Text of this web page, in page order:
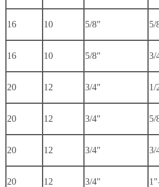
16 10 5/8" 5/
16 10 5/8" 3/
20 12 3/4" 1/
20 12 3/4" 5/
20 12 3/4" 3/
20 12 3/4"